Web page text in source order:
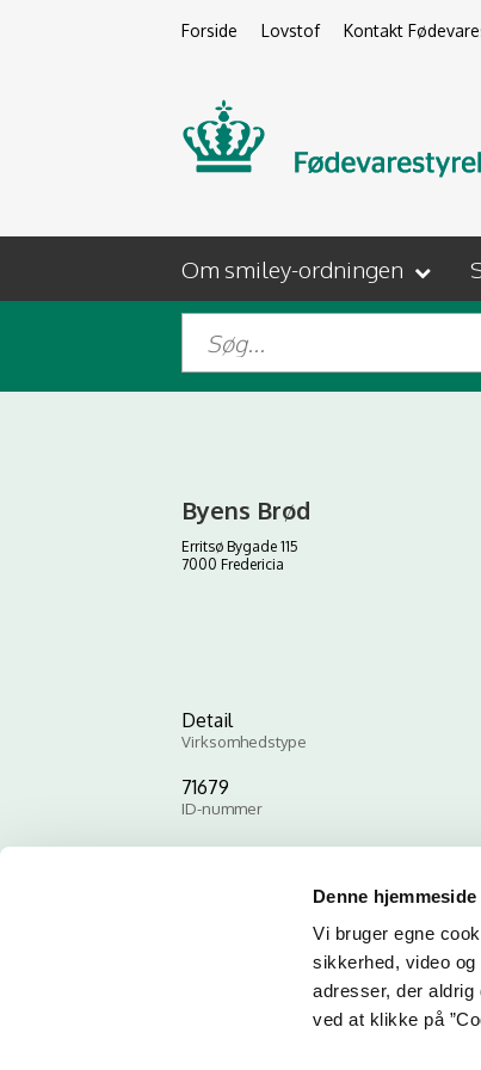
Denne
Vi bruger egne
sikkerhed, video
adresser, der
ved at klikke på
Forside Lovstof Kontakt
Om smiley-ordningen
Byens Brød
Erritsø Bygade 115
7000 Fredericia
Detail
Virksomhedstype
71679
ID-nummer